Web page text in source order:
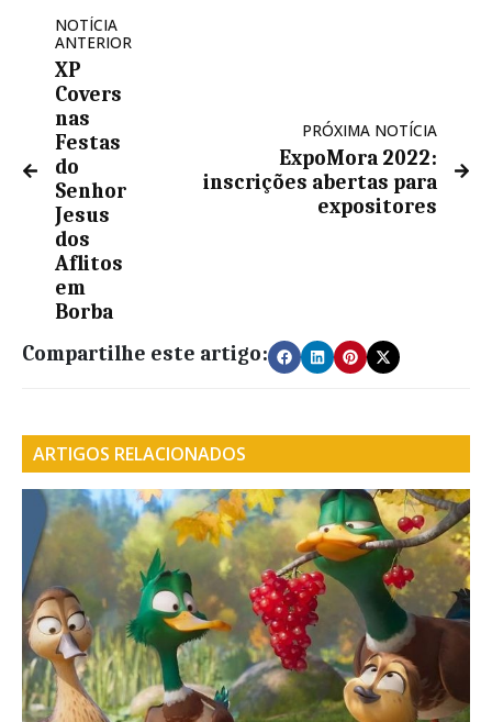
NOTÍCIA
ANTERIOR
XP
Covers
nas
Festas
do
Senhor
Jesus
dos
Aflitos
em
Borba
PRÓXIMA NOTÍCIA
ExpoMora 2022:
inscrições abertas para
expositores
Compartilhe este artigo:
ARTIGOS RELACIONADOS